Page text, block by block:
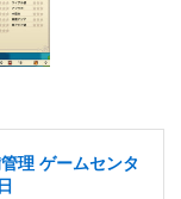
理 ゲームセンタ